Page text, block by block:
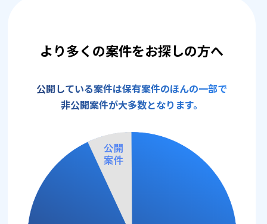
より多くの案件をお探しの方へ
公開している案件は保有案件のほんの一部で
非公開案件が大多数となります。